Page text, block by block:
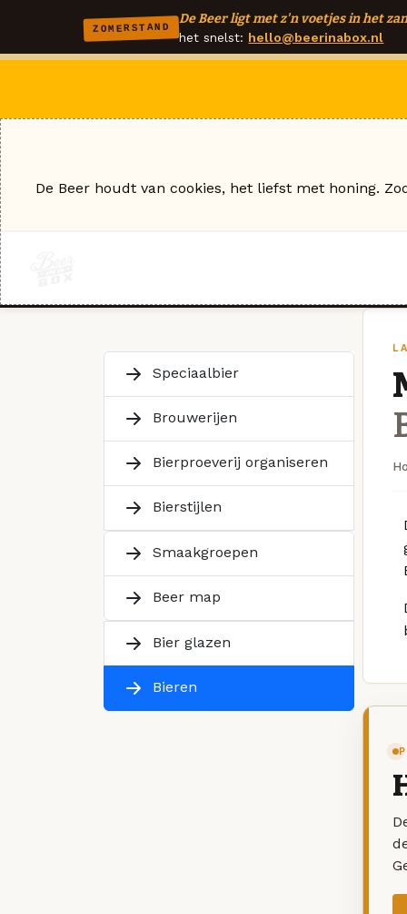
ZOMERSTAND
De Beer ligt met z'n voetjes in het
het snelst: hello@beerinabox.nl
Speciaalbier
Brouwerijen
Bierproeverij organiseren
Bierstijlen
Smaakgroepen
Beer map
Bier glazen
Bieren
De Beer houdt van cookies, het liefst met honing.